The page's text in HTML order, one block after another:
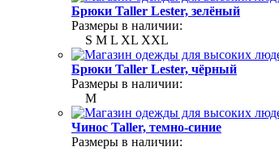
Брюки Taller Lester, зелёный
Размеры в наличии:
S M L XL XXL
Брюки Taller Lester, чёрный
Размеры в наличии:
M
Чинос Taller, темно-синие
Размеры в наличии: